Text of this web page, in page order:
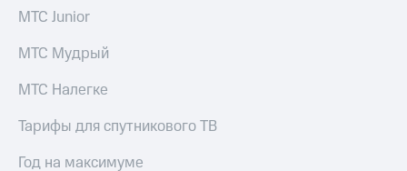
МТС Junior
МТС Мудрый
МТС Налегке
Тарифы для спутникового ТВ
Год на максимуме